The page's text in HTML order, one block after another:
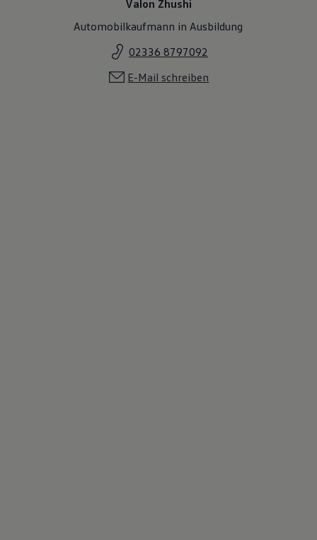
Valon Zhushi
Automobilkaufmann in Ausbildung
02336 8797092
E-Mail schreiben